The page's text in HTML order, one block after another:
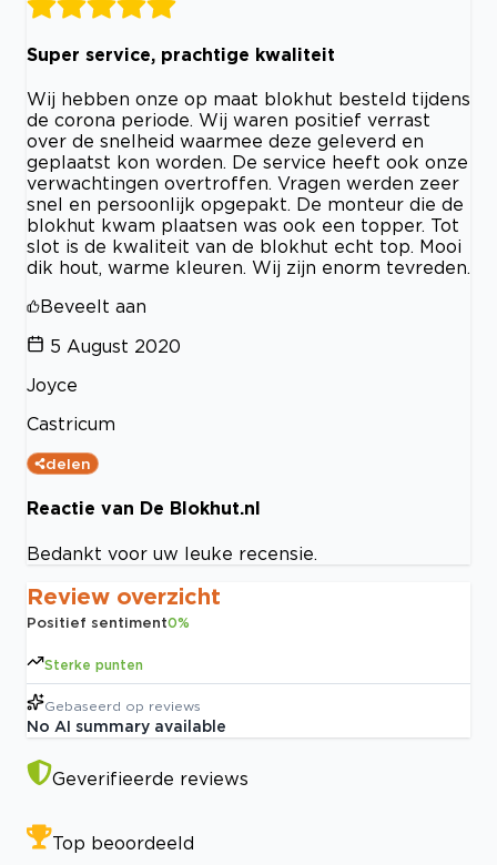
Super service, prachtige kwaliteit
Wij hebben onze op maat blokhut besteld tijdens
de corona periode. Wij waren positief verrast
over de snelheid waarmee deze geleverd en
geplaatst kon worden. De service heeft ook onze
verwachtingen overtroffen. Vragen werden zeer
snel en persoonlijk opgepakt. De monteur die de
blokhut kwam plaatsen was ook een topper. Tot
slot is de kwaliteit van de blokhut echt top. Mooi
dik hout, warme kleuren. Wij zijn enorm tevreden.
Beveelt aan
5 August 2020
Joyce
Castricum
delen
Reactie van De Blokhut.nl
Bedankt voor uw leuke recensie.
Review overzicht
Positief sentiment0%
Sterke punten
Gebaseerd op reviews
No AI summary available
Geverifieerde reviews
Top beoordeeld